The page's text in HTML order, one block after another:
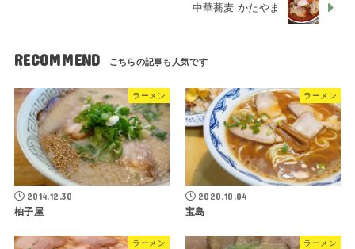
中華蕎麦 かたやま
RECOMMEND
ラーメン
2014.12.30
柚子屋
ラーメン
2020.10.04
宝島
ラーメン ラーメン